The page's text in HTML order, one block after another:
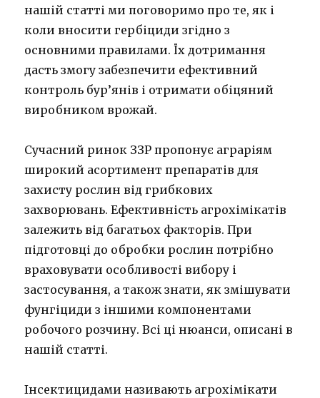
нашій статті ми поговоримо про те, як і
коли вносити гербіциди згідно з
основними правилами. Їх дотримання
дасть змогу забезпечити ефективний
контроль бур’янів і отримати обіцяний
виробником врожай.
Сучасний ринок ЗЗР пропонує аграріям
широкий асортимент препаратів для
захисту рослин від грибкових
захворювань. Ефективність агрохімікатів
залежить від багатьох факторів. При
підготовці до обробки рослин потрібно
враховувати особливості вибору і
застосування, а також знати, як змішувати
фунгіциди з іншими компонентами
робочого розчину. Всі ці нюанси, описані в
нашій статті.
Інсектицидами називають агрохімікати